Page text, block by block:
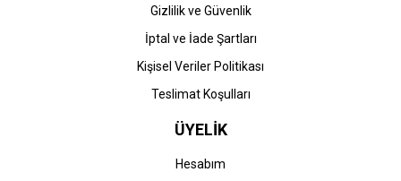
Gizlilik ve Güvenlik
İptal ve İade Şartları
Kişisel Veriler Politikası
Teslimat Koşulları
ÜYELİK
Hesabım